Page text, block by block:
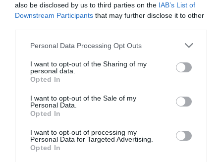
also be disclosed by us to third parties on the IAB’s List of
Downstream Participants that may further disclose it to other
Personal Data Processing Opt Outs
I want to opt-out of the Sharing of my
personal data.
Opted In
I want to opt-out of the Sale of my
Personal Data.
Opted In
I want to opt-out of processing my
Personal Data for Targeted Advertising.
Opted In